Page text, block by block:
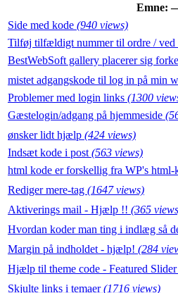
Emne:
Side med kode (940 views)
Tilføj tilfældigt nummer til ordre / ved
BestWebSoft gallery placerer sig
mistet adgangskode til log in på min
Problemer med login links (1300
Gæstelogin/adgang på hjemmeside
ønsker lidt hjælp (424 views)
Indsæt kode i post (563 views)
html kode er forskellig fra WP's html-
Rediger mere-tag (1647 views)
Aktiverings mail - Hjælp !! (365
Hvordan koder man ting i indlæg så
Margin på indholdet - hjælp! (284
Hjælp til theme code - Featured Slider
Skjulte links i temaer(1716 views)